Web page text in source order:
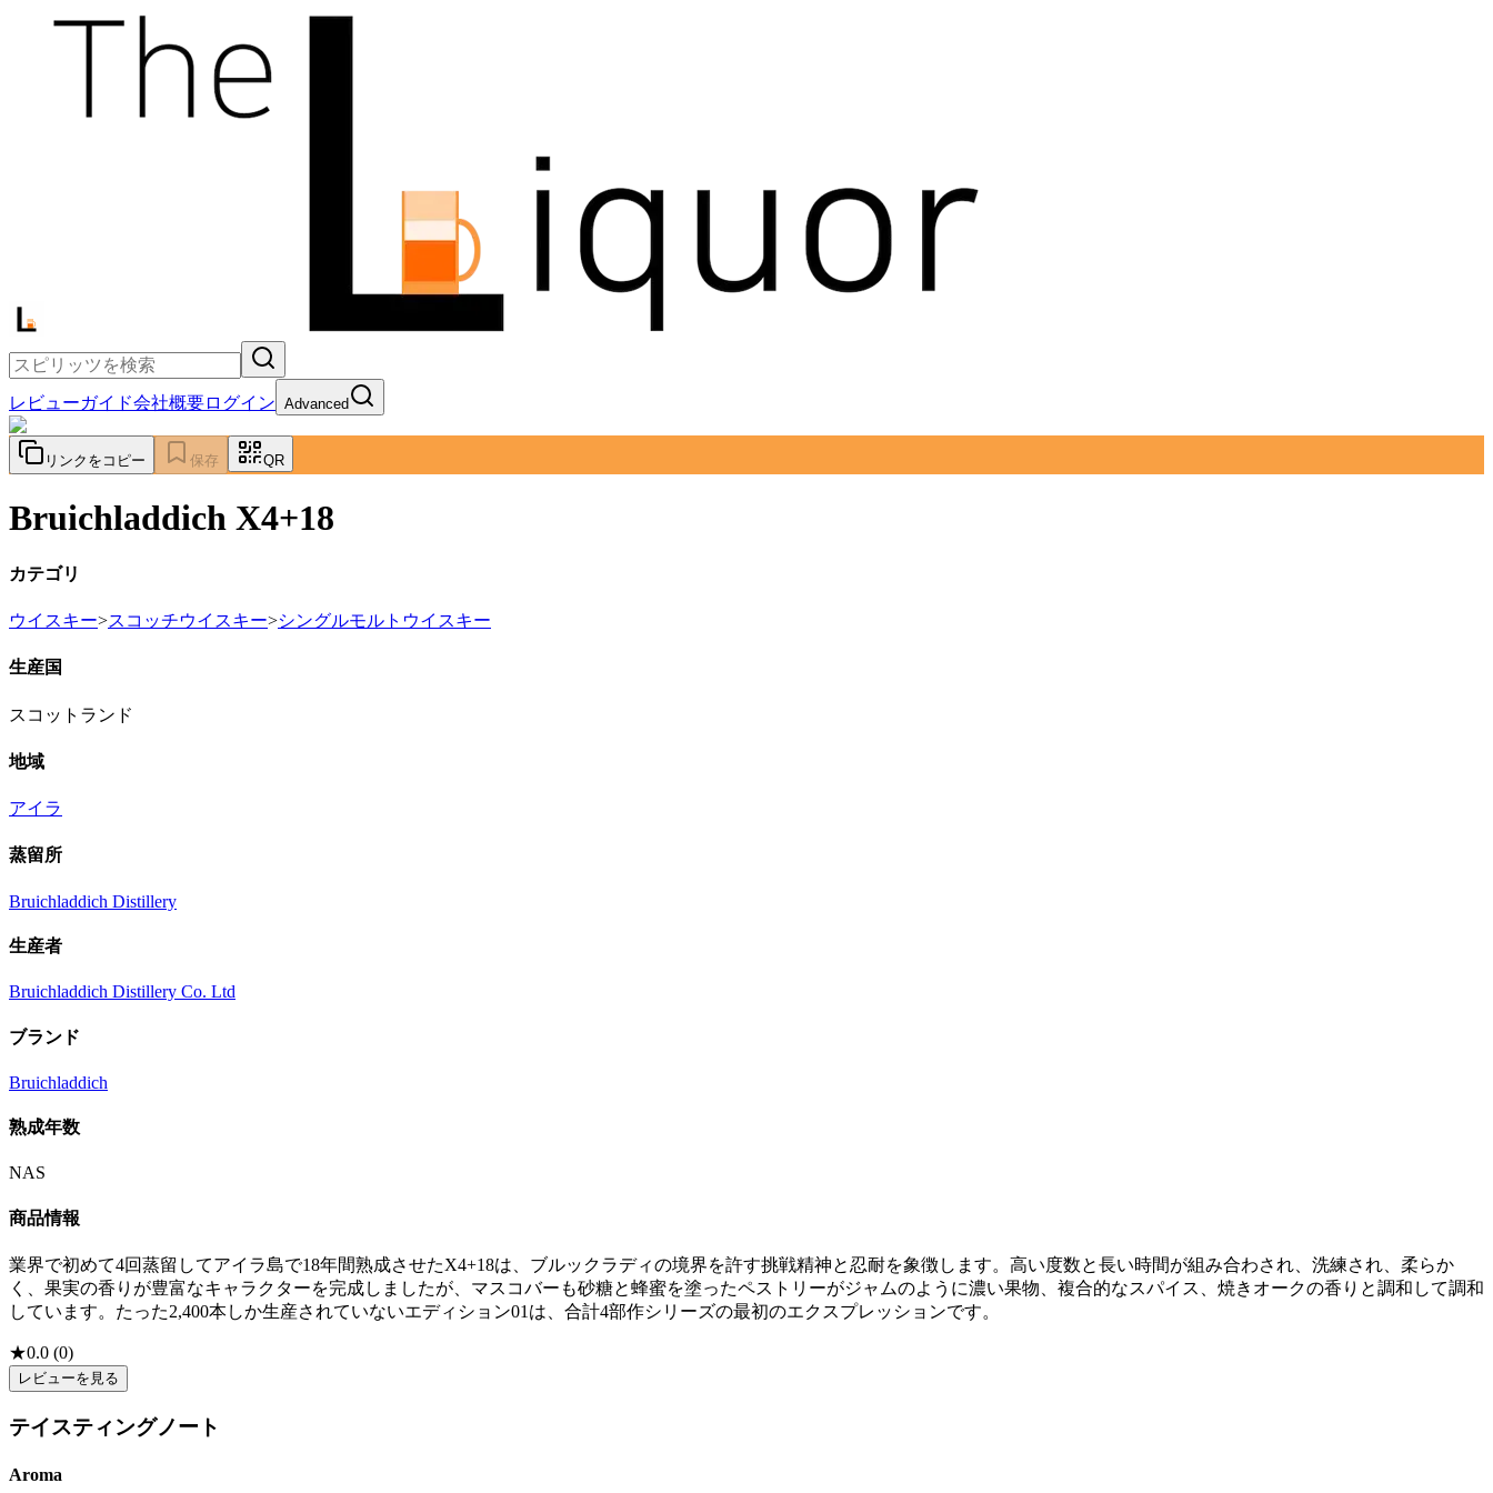
レビューガイド会社概要ログイン Advanced
リンクをコピー 保存 QR
Bruichladdich X4+18
カテゴリ
ウイスキー>スコッチウイスキー>シングルモルトウイスキー
生産国
スコットランド
地域
アイラ
蒸留所
Bruichladdich Distillery
生産者
Bruichladdich Distillery Co. Ltd
ブランド
Bruichladdich
熟成年数
NAS
商品情報
業界で初めて4回蒸留してアイラ島で18年間熟成させたX4+18は、ブルックラディの境界を許す挑戦精神と忍耐を象徴します。高い度数と長い時間が組み合わされ、洗練され、柔らか
く、果実の香りが豊富なキャラクターを完成しましたが、マスコバーも砂糖と蜂蜜を塗ったペストリーがジャムのように濃い果物、複合的なスパイス、焼きオークの香りと調和して調和
しています。たった2,400本しか生産されていないエディション01は、合計4部作シリーズの最初のエクスプレッションです。
★0.0 (0)
レビューを見る
テイスティングノート
Aroma